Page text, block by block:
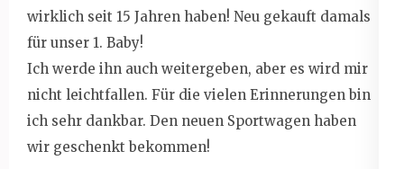
wirklich seit 15 Jahren haben! Neu gekauft damals
für unser 1. Baby!
Ich werde ihn auch weitergeben, aber es wird mir
nicht leichtfallen. Für die vielen Erinnerungen bin
ich sehr dankbar. Den neuen Sportwagen haben
wir geschenkt bekommen!